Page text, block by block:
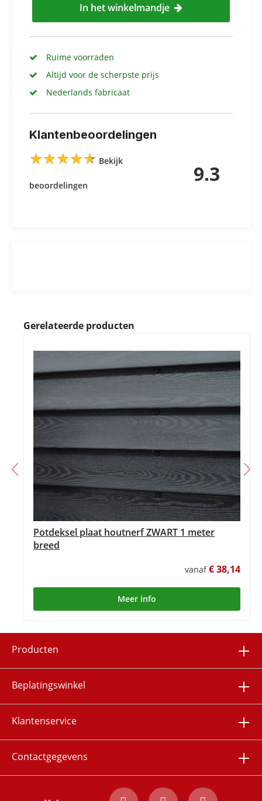
In het winkelmandje
Ruime voorraden
Altijd voor de scherpste prijs
Nederlands fabricaat
Klantenbeoordelingen
★★★★★
★★★★★ Bekijk
beoordelingen 9.3
Gerelateerde producten
Potdeksel plaat houtnerf ZWART 1 meter
breed
vanaf€ 38,14
Meer info
Producten
Beplatingswinkel
Klantenservice
Contactgegevens